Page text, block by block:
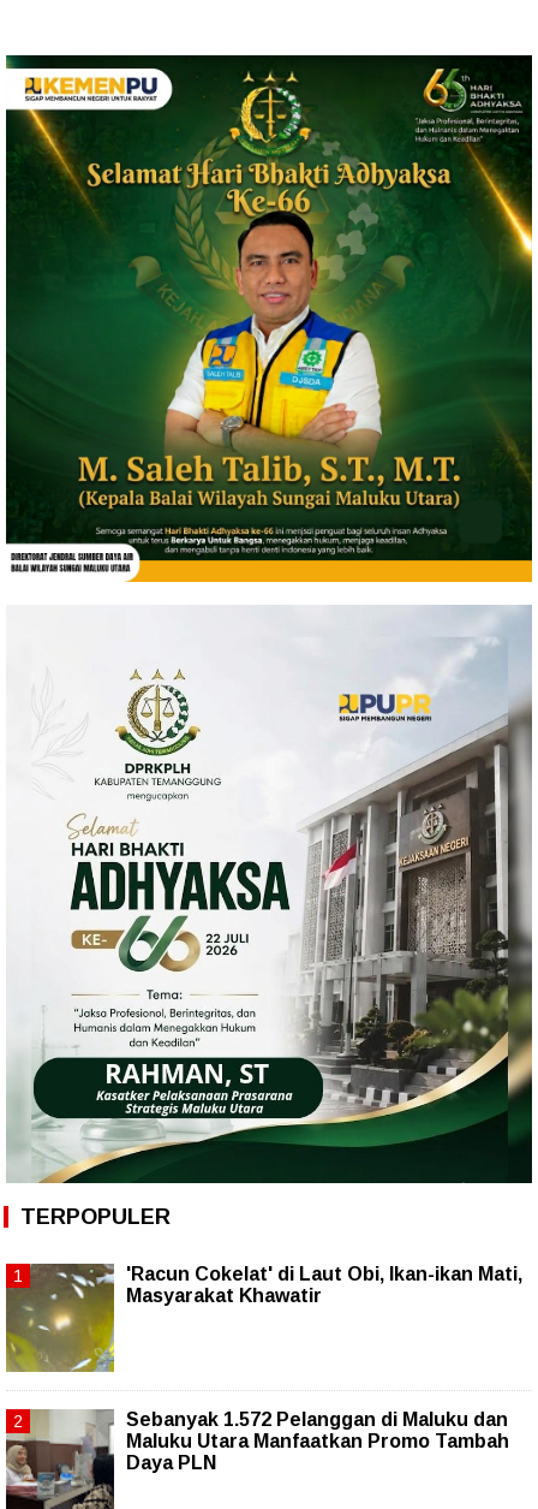
TERPOPULER
'Racun Cokelat' di Laut Obi, Ikan-ikan Mati,
Masyarakat Khawatir
Sebanyak 1.572 Pelanggan di Maluku dan
Maluku Utara Manfaatkan Promo Tambah
Daya PLN